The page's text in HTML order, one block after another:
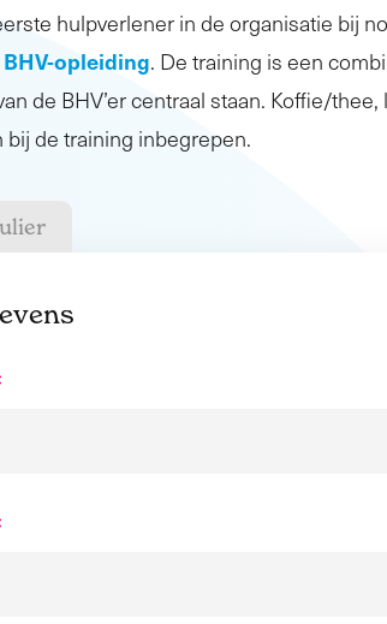
hulpverlener in de organisatie bij
BHV-opleiding. De training is een
de BHV’er centraal staan. Koffie/
de training inbegrepen.